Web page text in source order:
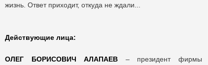
жизнь. Ответ приходит, откуда не ждали...
Действующие лица:
ОЛЕГ БОРИСОВИЧ АЛАПАЕВ – президент фирмы